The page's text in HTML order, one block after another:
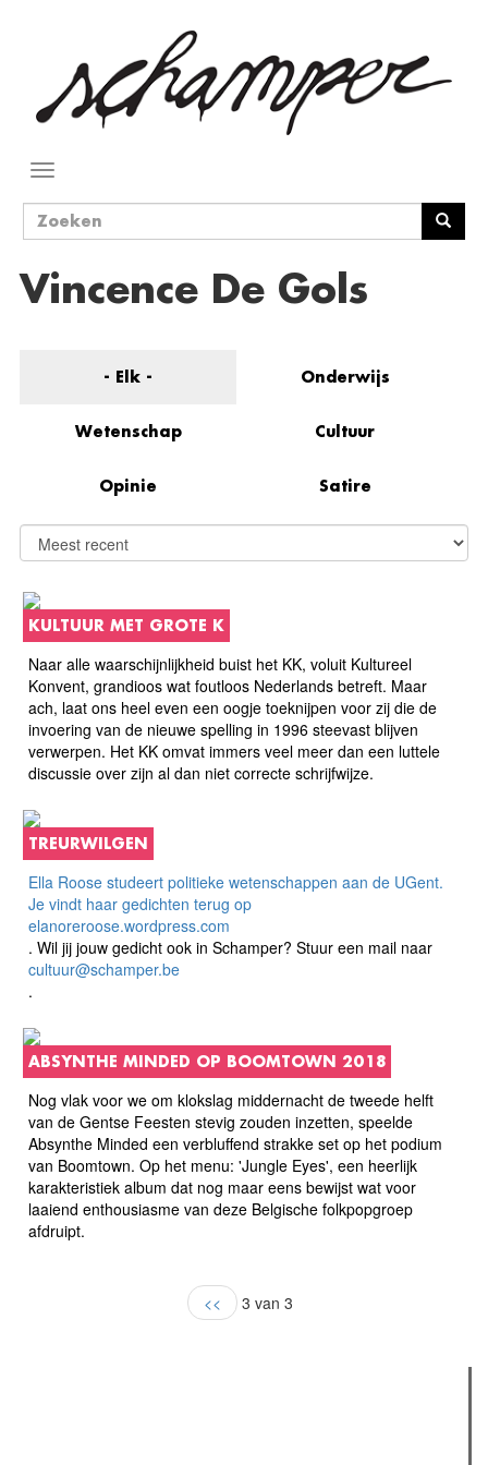
inhoud
Navigatie
Zoekveld
Vincence De Gols
- Elk - Onderwijs
Wetenschap Cultuur
Opinie Satire
KULTUUR MET GROTE K
Naar alle waarschijnlijkheid buist het KK, voluit Kultureel
Konvent, grandioos wat foutloos Nederlands betreft. Maar
ach, laat ons heel even een oogje toeknijpen voor zij die de
invoering van de nieuwe spelling in 1996 steevast blijven
verwerpen. Het KK omvat immers veel meer dan een luttele
discussie over zijn al dan niet correcte schrijfwijze.
TREURWILGEN
Ella Roose studeert politieke wetenschappen aan de UGent.
Je vindt haar gedichten terug op
elanoreroose.wordpress.com
. Wil jij jouw gedicht ook in Schamper? Stuur een mail naar
cultuur@schamper.be
.
ABSYNTHE MINDED OP BOOMTOWN 2018
Nog vlak voor we om klokslag middernacht de tweede helft
van de Gentse Feesten stevig zouden inzetten, speelde
Absynthe Minded een verbluffend strakke set op het podium
van Boomtown. Op het menu: 'Jungle Eyes', een heerlijk
karakteristiek album dat nog maar eens bewijst wat voor
laaiend enthousiasme van deze Belgische folkpopgroep
afdruipt.
<< 3 van 3